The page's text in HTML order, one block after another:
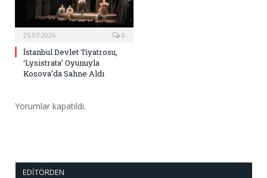
25.07.2026 0
İstanbul Devlet Tiyatrosu,
‘Lysistrata’ Oyunuyla
Kosova’da Sahne Aldı
Yorumlar kapatıldı.
EDITÖRDEN